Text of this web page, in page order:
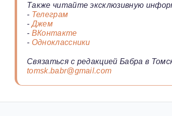
Также читайте эксклюзивную
- Телеграм
-Джем
- ВКонтакте
- Одноклассники
Связаться с редакцией Бабра в
tomsk.babr@gmail.com